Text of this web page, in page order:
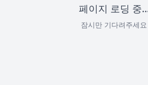
페이지 로딩 중
잠시만 기다려주세요